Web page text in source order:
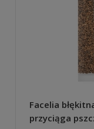
Facelia
przyciąga